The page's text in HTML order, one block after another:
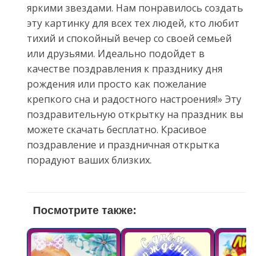
яркими звездами. Нам понравилось создать
эту картинку для всех тех людей, кто любит
тихий и спокойный вечер со своей семьей
или друзьями. Идеально подойдет в
качестве поздравления к празднику дня
рождения или просто как пожелание
крепкого сна и радостного настроения!» Эту
поздравительную открытку на праздник вы
можете скачать бесплатно. Красивое
поздравление и праздничная открытка
порадуют ваших близких.
Посмотрите также: